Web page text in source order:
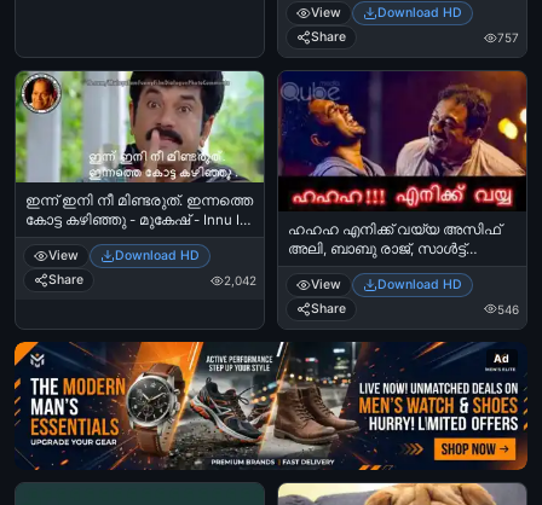
View
Download HD
Share
757
ഇന്ന് ഇനി നീ മിണ്ടരുത്. ഇന്നത്തെ
കോട്ട കഴിഞ്ഞു - മുകേഷ് - Innu Ini
Nee Mindaruth - Innathe Quota
Kazhinju - Mukesh in To Harihar
Nagar
View
Download HD
Share
2,042
ഹഹഹ എനിക്ക് വയ്യ അസിഫ്
അലി, ബാബു രാജ്, സാള്‍ട്ട്
ആന്‍ഡ്‌ പെപ്പര്‍ - Hahaha Enikku
Vayya - Asif Ali, Babu Raj in Salt
and Pepper
View
Download HD
Share
546
Ad